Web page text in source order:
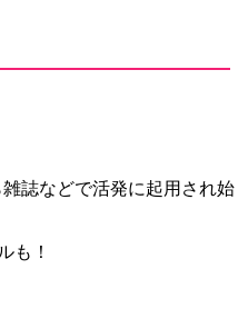
誌などで活発に起用され始
も！